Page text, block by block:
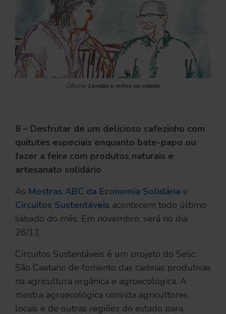
Oficina: Lendas e mitos na cidade
8 – Desfrutar de um delicioso cafezinho com
quitutes especiais enquanto bate-papo ou
fazer a feira com produtos naturais e
artesanato solidário
As Mostras ABC da Economia Solidária e
Circuitos Sustentáveis acontecem todo último
sábado do mês. Em novembro, será no dia
26/11.
Circuitos Sustentáveis é um projeto do Sesc
São Caetano de fomento das cadeias produtivas
na agricultura orgânica e agroecológica. A
mostra agroecológica convida agricultores
locais e de outras regiões do estado para